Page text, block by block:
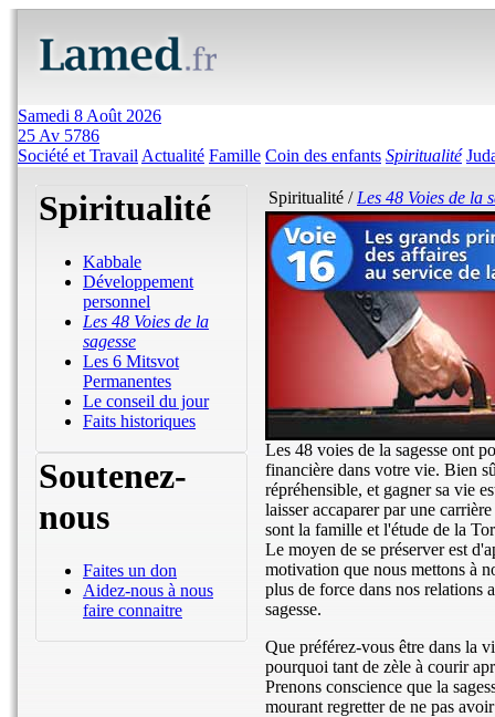
Samedi 8 Août 2026
25 Av 5786
Société et Travail Actualité Famille Coin des enfants Spiritualité
Spiritualité
Kabbale
Développement
personnel
Les 48 Voies de la
sagesse
Les 6 Mitsvot
Permanentes
Le conseil du jour
Faits historiques
Soutenez-
nous
Faites un don
Aidez-nous à nous
faire connaitre
Spiritualité / Les 48 Voies de la
Les 48 voies de la sagesse ont
financière dans votre vie. Bien
répréhensible, et gagner sa vie
laisser accaparer par une
sont la famille et l'étude de la
Le moyen de se préserver est
motivation que nous mettons à
plus de force dans nos relations
sagesse.
Que préférez-vous être dans la
pourquoi tant de zèle à courir
Prenons conscience que la
mourant regretter de ne pas